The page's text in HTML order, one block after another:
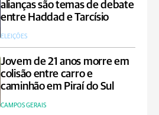
alianças são temas de debate
entre Haddad e Tarcísio
ELEIÇÕES
Jovem de 21 anos morre em
colisão entre carro e
caminhão em Piraí do Sul
CAMPOS GERAIS